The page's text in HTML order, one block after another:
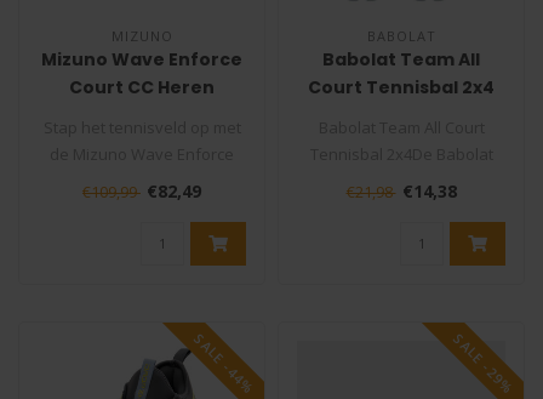
MIZUNO
Mizuno Wave Enforce
Court CC Heren
Court CC Heren
Tennisschoen, d..
€109,99 €82,49
BABOLAT
Babolat Team All
Court Tennisbal 2x4
Team All Court is de nieuwe
€21,98 €14,38
SALE -44% SALE -29%